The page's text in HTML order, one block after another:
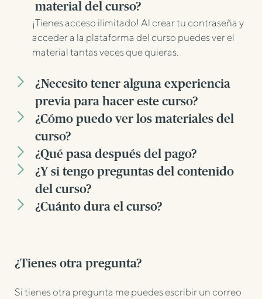
material del curso?
¡Tienes acceso ilimitado! Al crear tu contraseña y
acceder a la plataforma del curso puedes ver el
material tantas veces que quieras.
¿Necesito tener alguna experiencia
previa para hacer este curso?
¿Cómo puedo ver los materiales del
curso?
¿Qué pasa después del pago?
¿Y si tengo preguntas del contenido
del curso?
¿Cuánto dura el curso?
¿Tienes otra pregunta?
Si tienes otra pregunta me puedes escribir un correo